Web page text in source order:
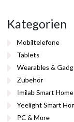
Kategorien
Mobiltelefone
Tablets
Wearables &
Zubehör
Imilab Smart Home
Yeelight Smart
PC & More